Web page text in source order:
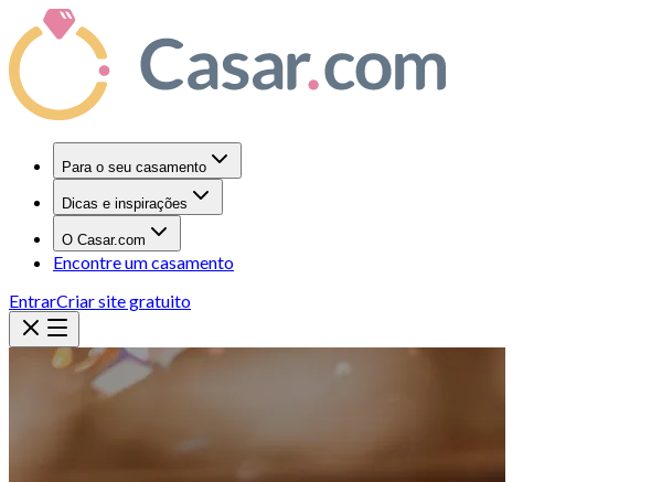
Para o seu casamento
Dicas e inspirações
O Casar.com
Encontre um casamento
EntrarCriar site gratuito